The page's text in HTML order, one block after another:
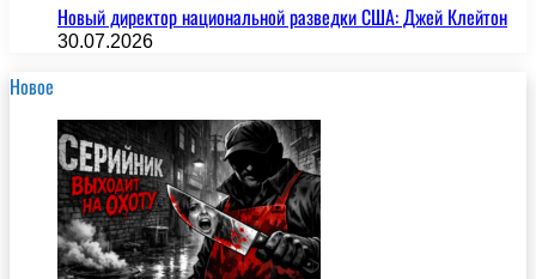
Новый директор национальной разведки США: Джей Клейтон
30.07.2026
Новое